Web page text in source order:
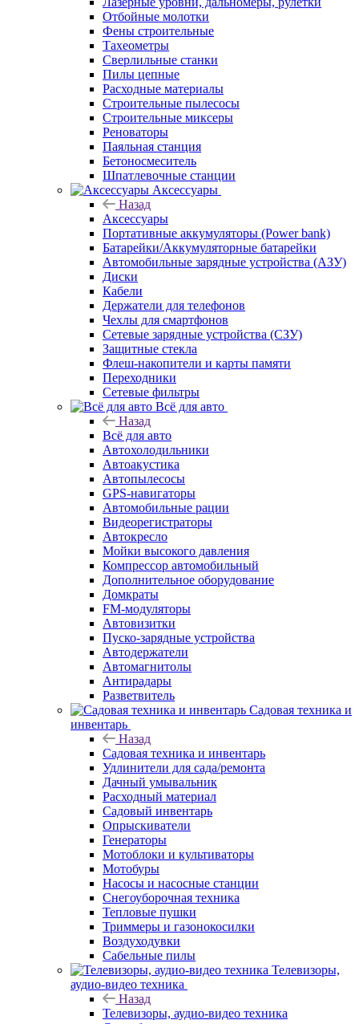
Отбойные молотки
Фены строительные
Тахеометры
Сверлильные станки
Пилы цепные
Расходные материалы
Строительные пылесосы
Строительные миксеры
Реноваторы
Паяльная станция
Бетоносмеситель
Шпатлевочные станции
Аксессуары
Назад
Аксессуары
Портативные аккумуляторы (Power bank)
Батарейки/Аккумуляторные батарейки
Автомобильные зарядные устройства (АЗУ)
Диски
Кабели
Держатели для телефонов
Чехлы для смартфонов
Сетевые зарядные устройства (СЗУ)
Защитные стекла
Флеш-накопители и карты памяти
Переходники
Сетевые фильтры
Всё для авто
Назад
Всё для авто
Автохолодильники
Автоакустика
Автопылесосы
GPS-навигаторы
Автомобильные рации
Видеорегистраторы
Автокресло
Мойки высокого давления
Компрессор автомобильный
Дополнительное оборудование
Домкраты
FM-модуляторы
Автовизитки
Пуско-зарядные устройства
Автодержатели
Автомагнитолы
Антирадары
Разветвитель
Садовая техника и
инвентарь
Назад
Садовая техника и инвентарь
Удлинители для сада/ремонта
Дачный умывальник
Расходный материал
Садовый инвентарь
Опрыскиватели
Генераторы
Мотоблоки и культиваторы
Мотобуры
Насосы и насосные станции
Снегоуборочная техника
Тепловые пушки
Триммеры и газонокосилки
Воздуходувки
Сабельные пилы
Телевизоры,
аудио-видео техника
Назад
Телевизоры, аудио-видео техника